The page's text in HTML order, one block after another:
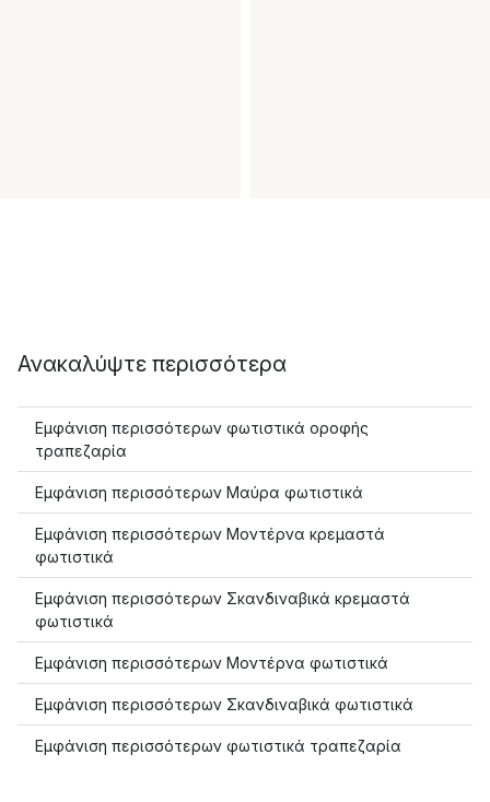
Ανακαλύψτε περισσότερα
Εμφάνιση περισσότερων φωτιστικά οροφής
τραπεζαρία
Εμφάνιση περισσότερων Μαύρα φωτιστικά
Εμφάνιση περισσότερων Μοντέρνα κρεμαστά
φωτιστικά
Εμφάνιση περισσότερων Σκανδιναβικά κρεμαστά
φωτιστικά
Εμφάνιση περισσότερων Μοντέρνα φωτιστικά
Εμφάνιση περισσότερων Σκανδιναβικά φωτιστικά
Εμφάνιση περισσότερων φωτιστικά τραπεζαρία